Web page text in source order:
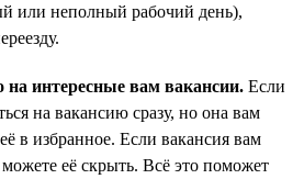
или неполный рабочий день),
на интересные вам вакансии. Если
на вакансию сразу, но она вам
в избранное. Если вакансия вам
её скрыть. Всё это поможет